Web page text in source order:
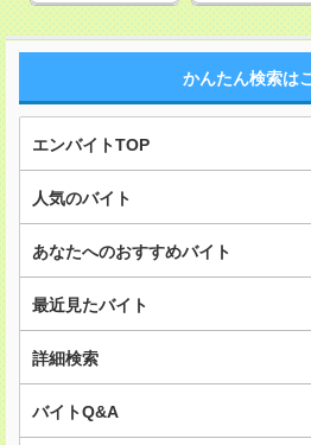
かんたん検索は
エンバイトTOP
人気のバイト
あなたへのおすすめバイト
最近見たバイト
詳細検索
バイトQ&A